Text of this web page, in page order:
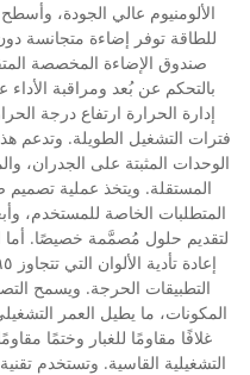
للطاقة توفر إضاءة متجانسة
صندوق الإضاءة المخصصة
بالتحكم عن بُعد ومراقبة
إدارة الحرارة ارتفاع درجة
فترات التشغيل الطويلة. وتدعم
الوحدات المثبتة على الجدران،
المستقلة. ويتخذ عملية
المتطلبات الخاصة للمستخدم،
لتقديم حلول مُصمَّمة خصيصًا. أما
التطبيقات الحرجة. ويسمح
المكونات، ما يطيل العمر
غلافًا مقاومًا للغبار وختمًا
التشغيلية القاسية. وتستخدم